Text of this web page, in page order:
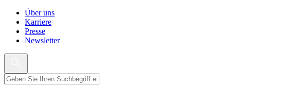
Über uns
Karriere
Presse
Newsletter